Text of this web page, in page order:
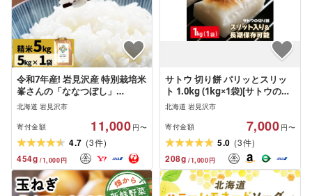
令和7年産! 岩見沢産 特別栽培米
峯さんの「ななつぼし」
5kg[29101]
北海道 岩見沢市
寄付金額 11,000 円〜
4.7 (3件)
454g /1,000円
サトウ 切り餅 パリッとスリッ
ト 1.0kg (1kg×1袋)[サトウの切
り餅]
北海道 岩見沢市
寄付金額 7,000 円〜
5.0 (3件)
208g /1,000円